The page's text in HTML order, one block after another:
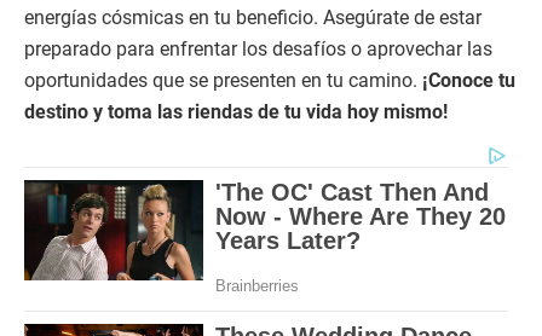
energías cósmicas en tu beneficio. Asegúrate de estar
preparado para enfrentar los desafíos o aprovechar las
oportunidades que se presenten en tu camino. ¡Conoce tu
destino y toma las riendas de tu vida hoy mismo!